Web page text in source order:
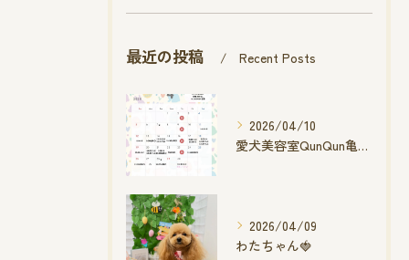
最近の投稿 Recent Posts
2026/04/10
愛犬美容室QunQun亀山エコー店
2026/04/09
わたちゃん🍓